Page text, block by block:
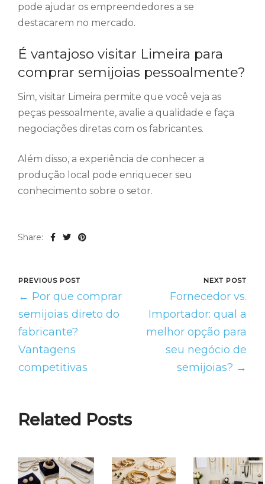
pode ajudar os empreendedores a se
destacarem no mercado.
É vantajoso visitar Limeira para
comprar semijoias pessoalmente?
Sim, visitar Limeira permite que você veja as
peças pessoalmente, avalie a qualidade e faça
negociações diretas com os fabricantes.
Além disso, a experiência de conhecer a
produção local pode enriquecer seu
conhecimento sobre o setor.
Share:
PREVIOUS POST
← Por que comprar
semijoias direto do
fabricante?
Vantagens
competitivas
NEXT POST
Fornecedor vs.
Importador: qual a
melhor opção para
seu negócio de
semijoias? →
Related Posts